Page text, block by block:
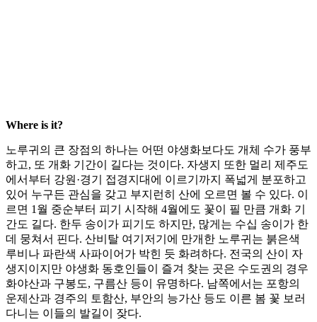
Where is it?
노루귀의 큰 장점의 하나는 어떤 야생화보다도 개체 수가 풍부
하고, 또 개화 기간이 길다는 것이다. 자생지 또한 멀리 제주도
에서부터 강원·경기 접경지대에 이르기까지 폭넓게 분포하고
있어 누구든 관심을 갖고 부지런히 산에 오르면 볼 수 있다. 이
르면 1월 중순부터 피기 시작해 4월에도 꽃이 필 만큼 개화 기
간도 길다. 한두 송이가 피기도 하지만, 많게는 수십 송이가 한
데 뭉쳐서 핀다. 산비탈 여기저기에 만개한 노루귀는 붉은색
루비나 파란색 사파이어가 박힌 듯 화려하다. 전국의 산이 자
생지이지만 야생화 동호인들이 즐겨 찾는 곳은 수도권의 경우
화야산과 구봉도, 구름산 등이 유명하다. 남쪽에서는 포항의
운제산과 경주의 토함산, 부안의 능가산 등도 이른 봄 꽃 보러
다니는 이들의 발길이 잦다.